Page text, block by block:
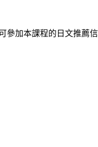
參加本課程的日文推薦信